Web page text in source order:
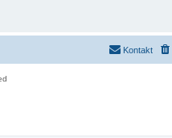
Kontakt